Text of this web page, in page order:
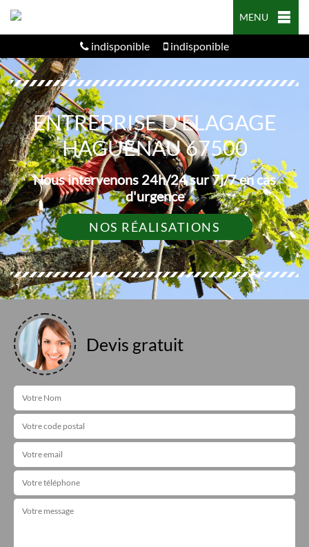
MENU
indisponible indisponible
ENTREPRISE D'ELAGAGE
HAGUENAU 67500
Nous intervenons 24h/24 sur 7j/7 en cas
d'urgence
NOS RÉALISATIONS
Devis gratuit